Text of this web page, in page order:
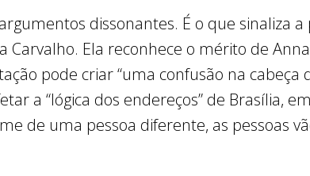
dissonantes. É o que sinaliza
Carvalho. Ela reconhece o mérito de
pode criar “uma confusão na cabeça
a “lógica dos endereços” de Brasília,
de uma pessoa diferente, as pessoas